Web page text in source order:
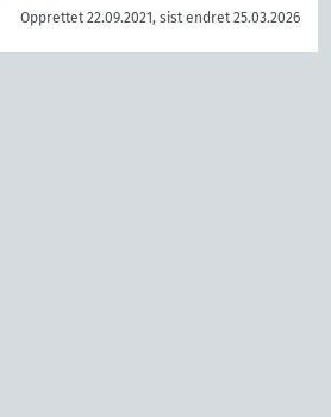
Opprettet 22.09.2021, sist endret 25.03.2026